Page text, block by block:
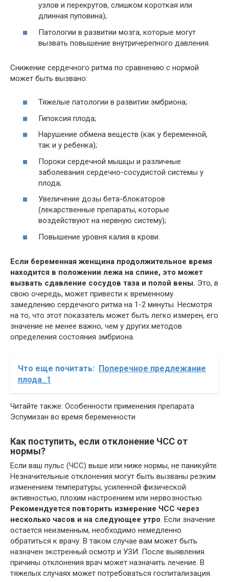
узлов и перекрутов, слишком короткая или
длинная пуповина);
Патологии в развитии мозга, которые могут
вызвать повышение внутричерепного давления.
Снижение сердечного ритма по сравнению с нормой
может быть вызвано:
Тяжелые патологии в развитии эмбриона;
Гипоксия плода;
Нарушение обмена веществ (как у беременной,
так и у ребенка);
Пороки сердечной мышцы и различные
заболевания сердечно-сосудистой системы у
плода;
Увеличение дозы бета-блокаторов
(лекарственные препараты, которые
воздействуют на нервную систему);
Повышение уровня калия в крови.
Если беременная женщина продолжительное время
находится в положении лежа на спине, это может
вызвать сдавление сосудов таза и полой вены. Это, в
свою очередь, может привести к временному
замедлению сердечного ритма на 1-2 минуты. Несмотря
на то, что этот показатель может быть легко измерен, его
значение не менее важно, чем у других методов
определения состояния эмбриона.
Что еще почитать: Поперечное предлежание
плода_1
Читайте также: Особенности применения препарата
Эспумизан во время беременности
Как поступить, если отклонение ЧСС от
нормы?
Если ваш пульс (ЧСС) выше или ниже нормы, не паникуйте.
Незначительные отклонения могут быть вызваны резким
изменением температуры, усиленной физической
активностью, плохим настроением или нервозностью.
Рекомендуется повторить измерение ЧСС через
несколько часов и на следующее утро. Если значение
остается неизменным, необходимо немедленно
обратиться к врачу. В таком случае вам может быть
назначен экстренный осмотр и УЗИ. После выявления
причины отклонения врач может назначить лечение. В
тяжелых случаях может потребоваться госпитализация.